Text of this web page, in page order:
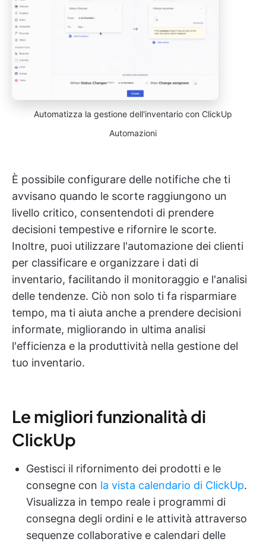
Automatizza la gestione dell'inventario con ClickUp
Automazioni
È possibile configurare delle notifiche che ti
avvisano quando le scorte raggiungono un
livello critico, consentendoti di prendere
decisioni tempestive e rifornire le scorte.
Inoltre, puoi utilizzare l'automazione dei clienti
per classificare e organizzare i dati di
inventario, facilitando il monitoraggio e l'analisi
delle tendenze. Ciò non solo ti fa risparmiare
tempo, ma ti aiuta anche a prendere decisioni
informate, migliorando in ultima analisi
l'efficienza e la produttività nella gestione del
tuo inventario.
Le migliori funzionalità di
ClickUp
Gestisci il rifornimento dei prodotti e le
consegne con la vista calendario di ClickUp.
Visualizza in tempo reale i programmi di
consegna degli ordini e le attività attraverso
sequenze collaborative e calendari delle